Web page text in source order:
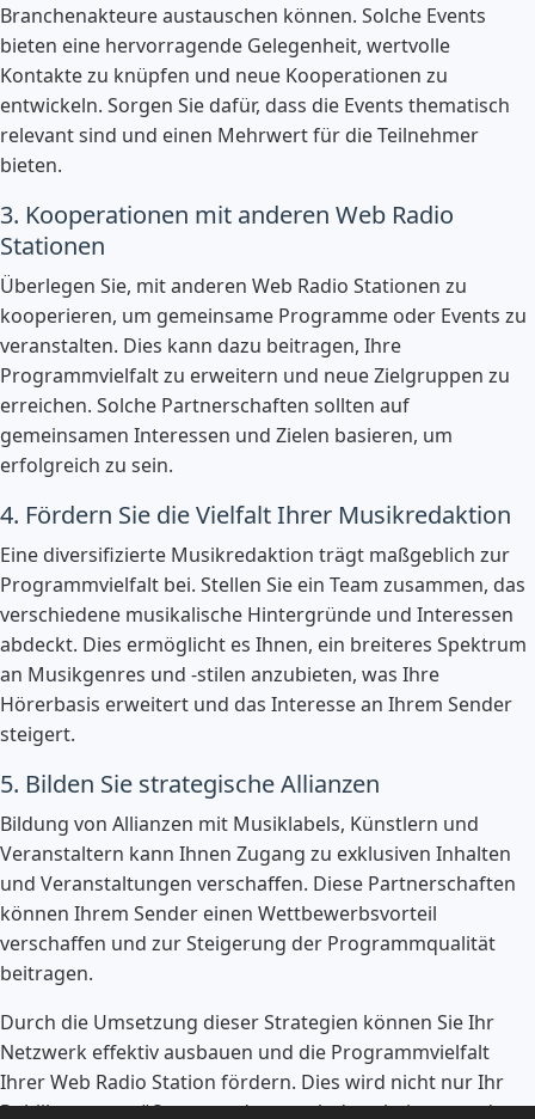
Branchenakteure austauschen können. Solche Events
bieten eine hervorragende Gelegenheit, wertvolle
Kontakte zu knüpfen und neue Kooperationen zu
entwickeln. Sorgen Sie dafür, dass die Events thematisch
relevant sind und einen Mehrwert für die Teilnehmer
bieten.
3. Kooperationen mit anderen Web Radio
Stationen
Überlegen Sie, mit anderen Web Radio Stationen zu
kooperieren, um gemeinsame Programme oder Events zu
veranstalten. Dies kann dazu beitragen, Ihre
Programmvielfalt zu erweitern und neue Zielgruppen zu
erreichen. Solche Partnerschaften sollten auf
gemeinsamen Interessen und Zielen basieren, um
erfolgreich zu sein.
4. Fördern Sie die Vielfalt Ihrer Musikredaktion
Eine diversifizierte Musikredaktion trägt maßgeblich zur
Programmvielfalt bei. Stellen Sie ein Team zusammen, das
verschiedene musikalische Hintergründe und Interessen
abdeckt. Dies ermöglicht es Ihnen, ein breiteres Spektrum
an Musikgenres und -stilen anzubieten, was Ihre
Hörerbasis erweitert und das Interesse an Ihrem Sender
steigert.
5. Bilden Sie strategische Allianzen
Bildung von Allianzen mit Musiklabels, Künstlern und
Veranstaltern kann Ihnen Zugang zu exklusiven Inhalten
und Veranstaltungen verschaffen. Diese Partnerschaften
können Ihrem Sender einen Wettbewerbsvorteil
verschaffen und zur Steigerung der Programmqualität
beitragen.
Durch die Umsetzung dieser Strategien können Sie Ihr
Netzwerk effektiv ausbauen und die Programmvielfalt
Ihrer Web Radio Station fördern. Dies wird nicht nur Ihr
Publikum vergrößern, sondern auch dazu beitragen, dass